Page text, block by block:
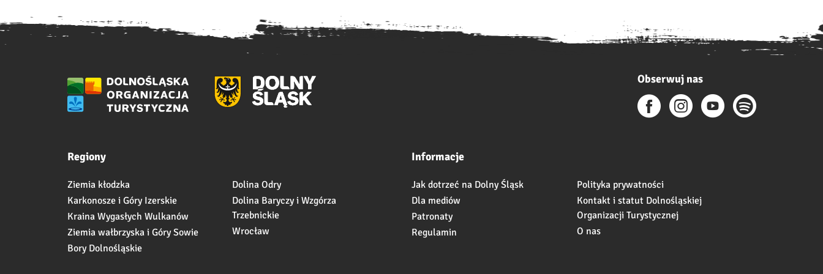
Obserwuj nas
Regiony
Ziemia kłodzka
Karkonosze i Góry Izerskie
Kraina Wygasłych Wulkanów
Ziemia wałbrzyska i Góry Sowie
Bory Dolnośląskie
Dolina Odry
Dolina Baryczy i Wzgórza
Trzebnickie
Wrocław
Informacje
Jak dotrzeć na Dolny Śląsk
Dla mediów
Patronaty
Regulamin
Polityka prywatności
Kontakt i statut Dolnośląskiej
Organizacji Turystycznej
O nas